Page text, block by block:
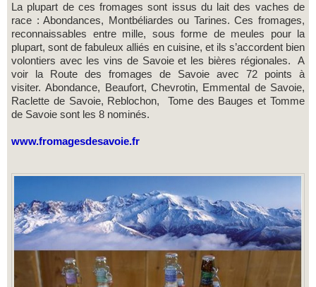
La plupart de ces fromages sont issus du lait des vaches de
race : Abondances, Montbéliardes ou Tarines. Ces fromages,
reconnaissables entre mille, sous forme de meules pour la
plupart, sont de fabuleux alliés en cuisine, et ils s’accordent bien
volontiers avec les vins de Savoie et les bières régionales. A
voir la Route des fromages de Savoie avec 72 points à
visiter. Abondance, Beaufort, Chevrotin, Emmental de Savoie,
Raclette de Savoie, Reblochon, Tome des Bauges et Tomme
de Savoie sont les 8 nominés.
www.fromagesdesavoie.fr